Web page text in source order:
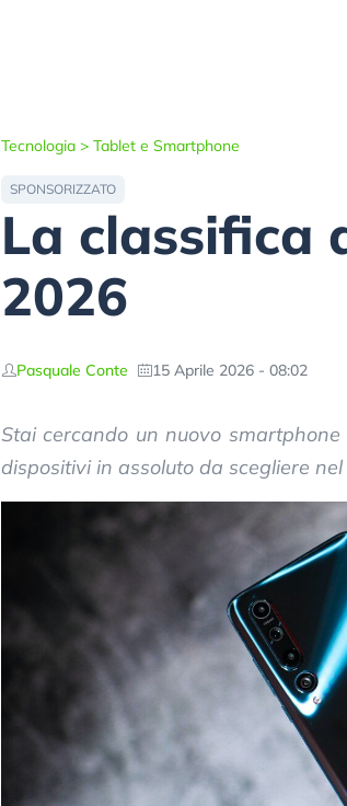
Tecnologia > Tablet e Smartphone
SPONSORIZZATO
La classifica
2026
Pasquale Conte 15 Aprile 2026 - 08:02
Stai cercando un nuovo
dispositivi in assoluto da scegliere